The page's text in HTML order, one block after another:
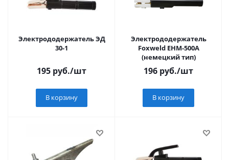
Электрододержатель ЭД
30-1
195 руб./шт
В корзину
Электрододержатель
Foxweld EНМ-500А
(немецкий тип)
196 руб./шт
В корзину